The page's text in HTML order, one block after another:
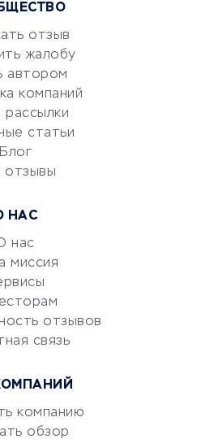
отзыв
жалобу
автором
компаний
рассылки
статьи
Блог
отзывы
НАС
нас
миссия
отзывов
связь
компанию
обзор